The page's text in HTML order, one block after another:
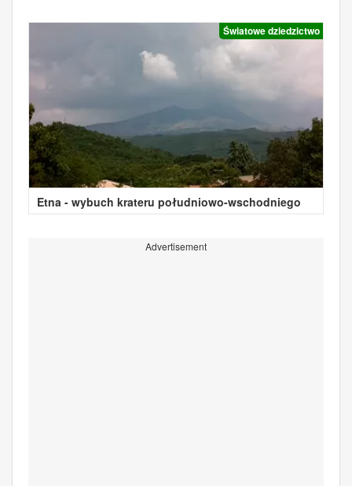
Światowe dziedzictwo
Etna - wybuch krateru południowo-wschodniego
Advertisement